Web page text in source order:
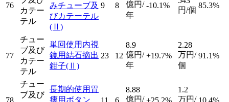
76
カテー
テル
みチューブ及
びカテーテル
(Ⅱ)
9 8
億円/
年
-10.1%
円/個
85.3%
77
チュー
ブ及び
カテー
テル
単回使用内視
鏡用結石摘出
鉗子(Ⅱ)
23 12
8.9
億円/
年
+19.7%
2.28
万円/
個
91.1%
チュー
ブ及び
長期的使用胃
瘻用ボタン
8.88
億円/
1.2
万円/